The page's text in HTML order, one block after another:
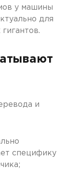
у машины
для
и
специфику